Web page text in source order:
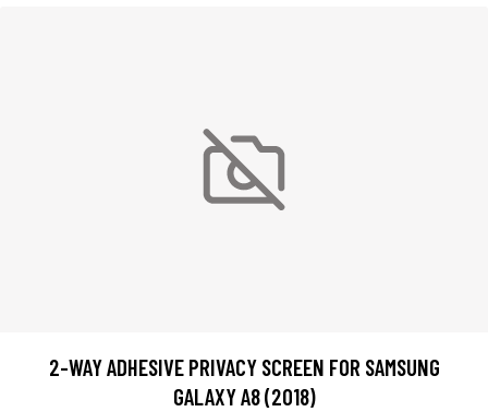
2-WAY ADHESIVE PRIVACY SCREEN FOR SAMSUNG
GALAXY A8 (2018)